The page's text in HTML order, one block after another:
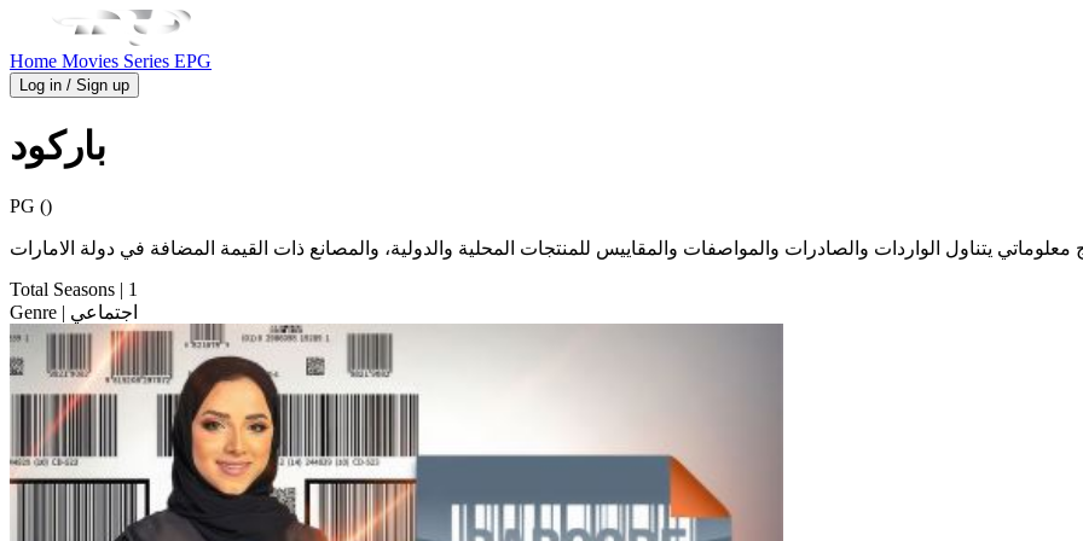
Home Movies Series EPG
Log in / Sign up
باركود
PG ()
معلوماتي يتناول الواردات والصادرات والمواصفات والمقاييس للمنتجات المحلية والدولية، والمصانع ذات القيمة المضافة في دولة الامارات
Total Seasons | 1
Genre
| اجتماعي